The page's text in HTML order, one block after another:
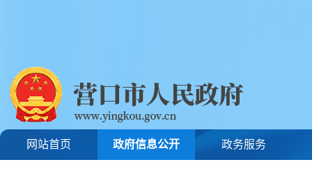
网站首页 政府信息公开 政务服务